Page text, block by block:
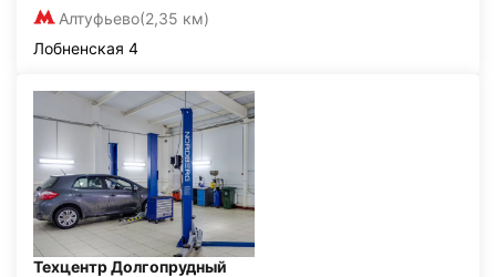
Алтуфьево(2,35 км)
Лобненская 4
Техцентр Долгопрудный